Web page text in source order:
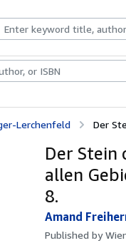
BooksArt & Collectibles
Lerchenfeld Der
Der Stein
allen
8.
Amand
Published by